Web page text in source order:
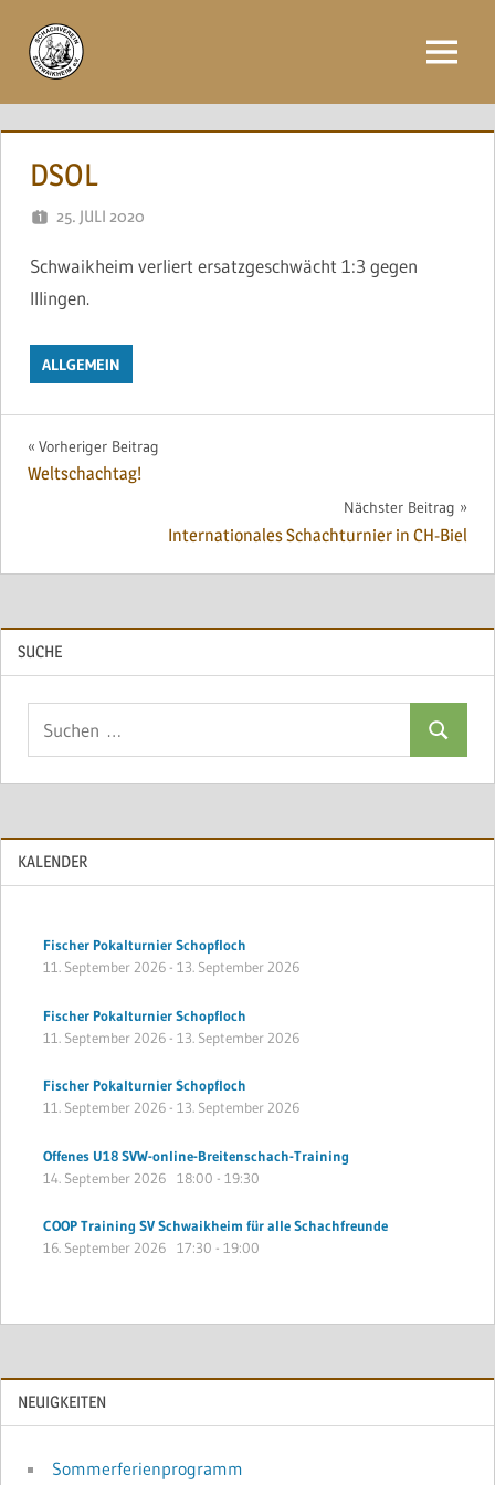
Inhalt
springen
Menü
DSOL
25. JULI 2020
Schwaikheim verliert ersatzgeschwächt 1:3 gegen
Illingen.
ALLGEMEIN
Beitragsnavigation
Vorheriger Beitrag
Weltschachtag!
Nächster Beitrag
Internationales Schachturnier in CH-Biel
SUCHE
Suchen
KALENDER
Fischer Pokalturnier Schopfloch
11. September 2026- 13. September 2026
Fischer Pokalturnier Schopfloch
11. September 2026- 13. September 2026
Fischer Pokalturnier Schopfloch
11. September 2026- 13. September 2026
Offenes U18 SVW-online-Breitenschach-Training
14. September 2026 18:00 - 19:30
COOP Training SV Schwaikheim für alle Schachfreunde
16. September 2026 17:30 - 19:00
NEUIGKEITEN
Sommerferienprogramm